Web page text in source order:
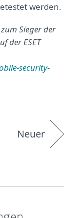
werden.
Sieger der
der ESET
security-
Neuer